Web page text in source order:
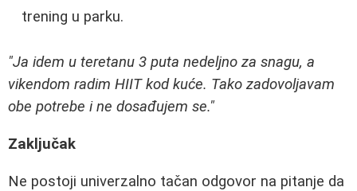
trening u parku.
"Ja idem u teretanu 3 puta nedeljno za snagu, a
vikendom radim HIIT kod kuće. Tako zadovoljavam
obe potrebe i ne dosađujem se."
Zaključak
Ne postoji univerzalno tačan odgovor na pitanje da